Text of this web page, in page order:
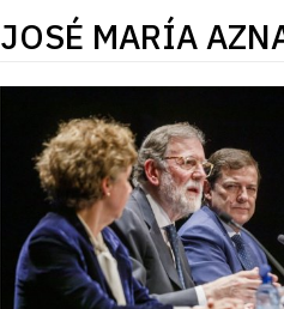
JOSÉ MARÍA